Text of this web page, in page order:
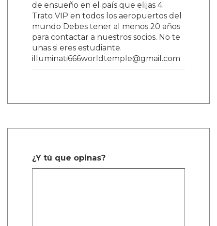
de ensueño en el país que elijas 4.
Trato VIP en todos los aeropuertos del
mundo Debes tener al menos 20 años
para contactar a nuestros socios. No te
unas si eres estudiante.
illuminati666worldtemple@gmail.com
¿Y tú que opinas?